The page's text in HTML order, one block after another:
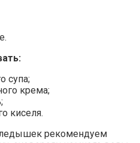
супа;
крема;
киселя.
ледышек рекомендуем